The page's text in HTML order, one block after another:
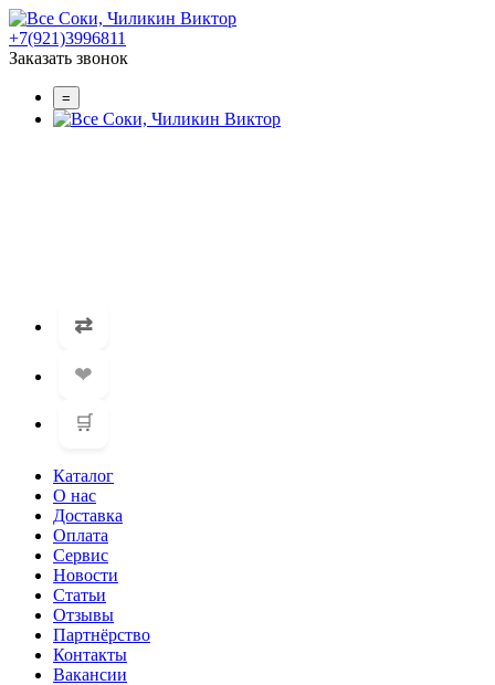
+7(921)3996811
Заказать звонок
=
⇄
❤
🛒
Каталог
О нас
Доставка
Оплата
Сервис
Новости
Статьи
Отзывы
Партнёрство
Контакты
Вакансии